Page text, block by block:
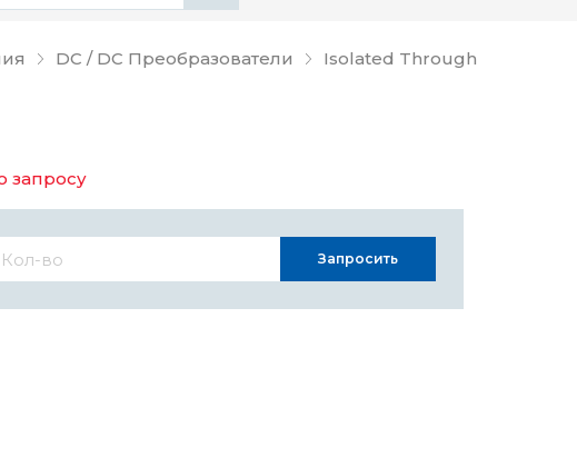
DC / DC Преобразователи
Isolated Through
запросу
Запросить